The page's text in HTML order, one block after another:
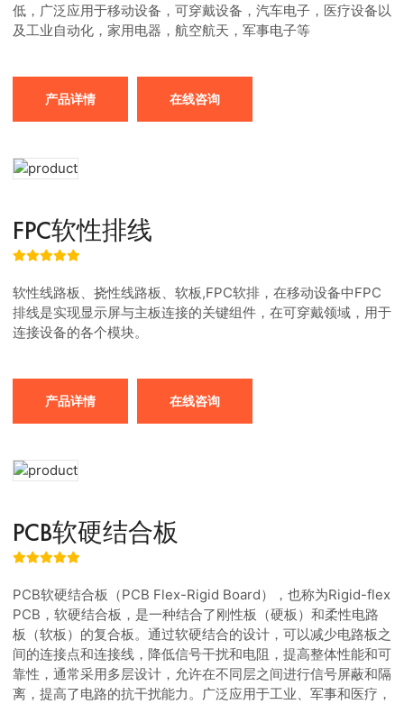
低，广泛应用于移动设备，可穿戴设备，汽车电子，医疗设备以
及工业自动化，家用电器，航空航天，军事电子等
产品详情 在线咨询
FPC软性排线
软性线路板、挠性线路板、软板,FPC软排，在移动设备中FPC
排线是实现显示屏与主板连接的关键组件，在可穿戴领域，用于
连接设备的各个模块。
产品详情 在线咨询
PCB软硬结合板
PCB软硬结合板（PCB Flex-Rigid Board），也称为Rigid-flex
PCB，软硬结合板，是一种结合了刚性板（硬板）和柔性电路
板（软板）的复合板。通过软硬结合的设计，可以减少电路板之
间的连接点和连接线，降低信号干扰和电阻，提高整体性能和可
靠性，通常采用多层设计，允许在不同层之间进行信号屏蔽和隔
离，提高了电路的抗干扰能力。广泛应用于工业、军事和医疗，